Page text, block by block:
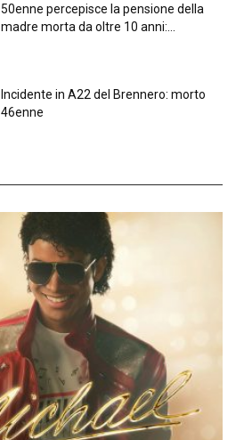
50enne percepisce la pensione della
madre morta da oltre 10 anni:...
Incidente in A22 del Brennero: morto
46enne